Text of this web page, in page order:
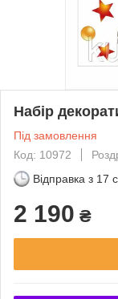
Набір
Під замовлення
Код: 10972
Відправка з 17
2 190 ₴